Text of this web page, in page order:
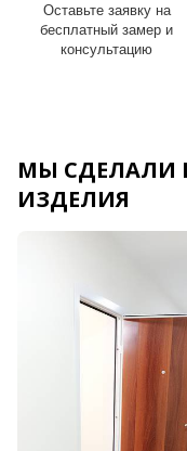
Оставьте заявку на
бесплатный замер и
консультацию
МЫ СДЕЛАЛИ
ИЗДЕЛИЯ